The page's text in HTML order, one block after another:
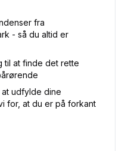
fra
- så du altid er
til at finde det rette
udfylde dine
for, at du er på forkant